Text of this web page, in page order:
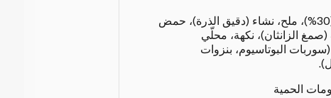
مياه، معجون الطماطم (30%)، ملح، نشاء (دقيق الذرة)، حمض
الزانثان)، نكهة، محلّي
البوتاسيوم، بنزوات
الحمية